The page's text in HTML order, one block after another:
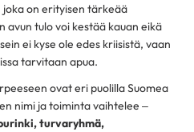
joka on erityisen tärkeää
avun tulo voi kestää kauan eikä
ei kyse ole edes kriisistä, vaan
tarvitaan apua.
ovat eri puolilla Suomea
nimi ja toiminta vaihtelee –
turvaryhmä,